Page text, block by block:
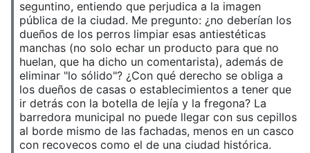
seguntino, entiendo que perjudica a la imagen
pública de la ciudad. Me pregunto: ¿no deberían los
dueños de los perros limpiar esas antiestéticas
manchas (no solo echar un producto para que no
huelan, que ha dicho un comentarista), además de
eliminar "lo sólido"? ¿Con qué derecho se obliga a
los dueños de casas o establecimientos a tener que
ir detrás con la botella de lejía y la fregona? La
barredora municipal no puede llegar con sus cepillos
al borde mismo de las fachadas, menos en un casco
con recovecos como el de una ciudad histórica.